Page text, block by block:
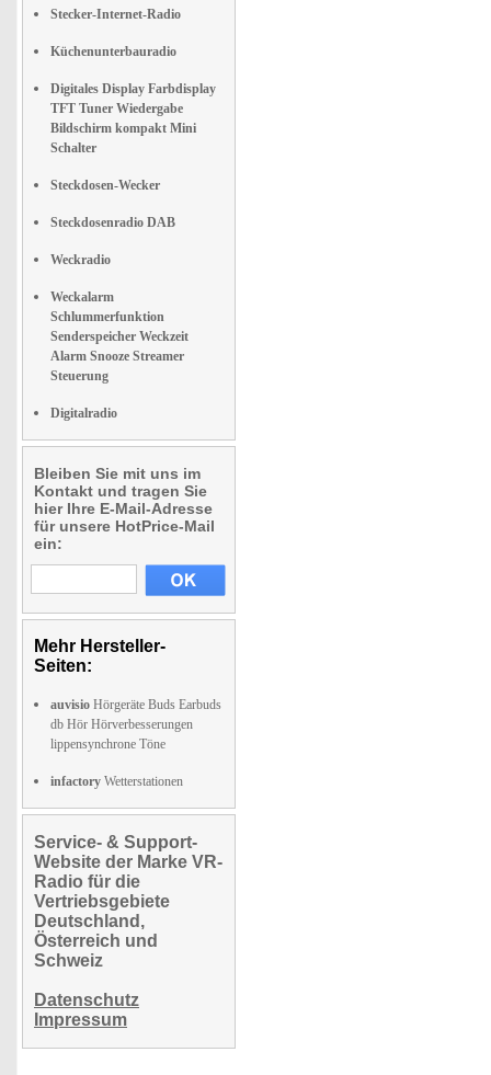
Stecker-Internet-Radio
Küchenunterbauradio
Digitales Display Farbdisplay
TFT Tuner Wiedergabe
Bildschirm kompakt Mini
Schalter
Steckdosen-Wecker
Steckdosenradio DAB
Weckradio
Weckalarm
Schlummerfunktion
Senderspeicher Weckzeit
Alarm Snooze Streamer
Steuerung
Digitalradio
Bleiben Sie mit uns im
Kontakt und tragen Sie
hier Ihre E-Mail-Adresse
für unsere HotPrice-Mail
ein:
Mehr Hersteller-
Seiten:
auvisio Hörgeräte Buds Earbuds
db Hör Hörverbesserungen
lippensynchrone Töne
infactory Wetterstationen
Service- & Support-
Website der Marke VR-
Radio für die
Vertriebsgebiete
Deutschland,
Österreich und
Schweiz
Datenschutz
Impressum